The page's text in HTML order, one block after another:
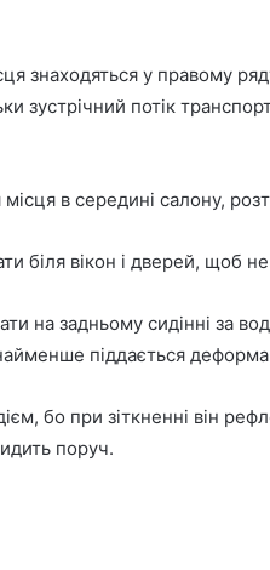
знаходяться у правому
зустрічний потік
в середині салону,
біля вікон і дверей, щоб
на задньому сидінні за
піддається
бо при зіткненні він
поруч.